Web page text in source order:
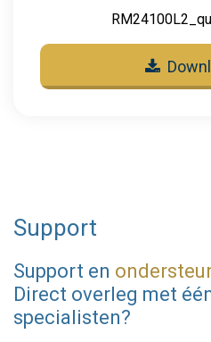
Support
Support en
Direct overleg met
specialisten?